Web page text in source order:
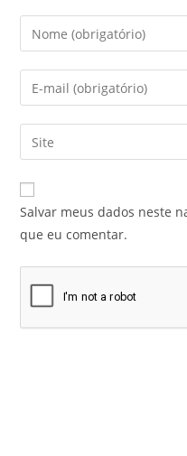
Salvar meus dados neste
que eu comentar.